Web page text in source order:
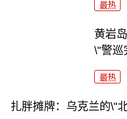
最热
黄岩
\"警巡
最热
扎胖摊牌：乌克兰的\"